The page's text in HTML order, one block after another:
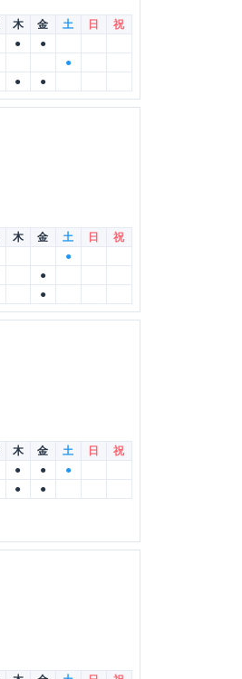
木 金 土 日
祝
●
●
●
● ●
木 金 土 日
祝
●
●
●
木 金 土 日
祝
● ●
●
● ●